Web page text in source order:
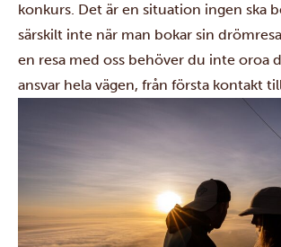
konkurs. Det är en situation ingen ska
särskilt inte när man bokar sin
en resa med oss behöver du inte oroa
ansvar hela vägen, från första kontakt